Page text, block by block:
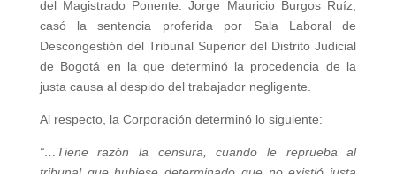
del Magistrado Ponente: Jorge Mauricio Burgos Ruíz,
casó la sentencia proferida por Sala Laboral de
Descongestión del Tribunal Superior del Distrito Judicial
de Bogotá en la que determinó la procedencia de la
justa causa al despido del trabajador negligente.
Al respecto, la Corporación determinó lo siguiente:
“…Tiene razón la censura, cuando le reprueba al